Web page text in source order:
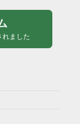
れました